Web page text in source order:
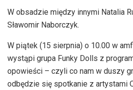
W obsadzie między innymi Natalia
Sławomir Naborczyk.
W piątek (15 sierpnia) o 10.00 w
wystąpi grupa Funky Dolls z
opowieści – czyli co nam w duszy
odbędzie się spotkanie z artystami